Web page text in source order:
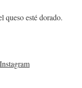
queso esté dorado.
Instagram